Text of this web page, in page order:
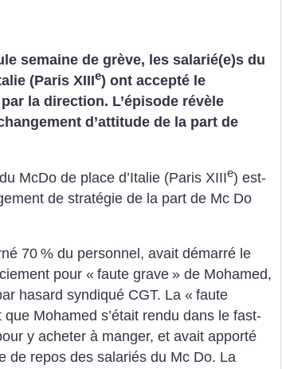
semaine de grève, les salarié(e)s du
(Paris XIIIe) ont accepté le
la direction. L’épisode révèle
d’attitude de la part de
McDo de place d’Italie (Paris XIIIe) est-
de stratégie de la part de Mc Do
70 % du personnel, avait démarré le
pour « faute grave » de Mohamed,
hasard syndiqué CGT. La « faute
Mohamed s’était rendu dans le fast-
y acheter à manger, et avait apporté
de repos des salariés du Mc Do. La